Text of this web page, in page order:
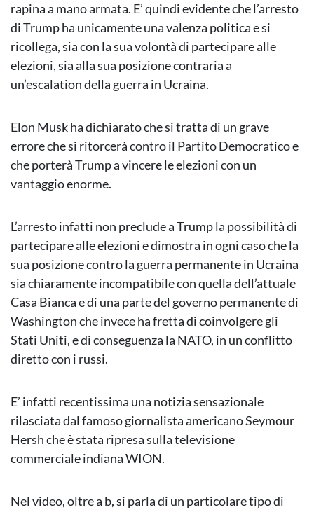
rapina a mano armata. E’ quindi evidente che l’arresto
di Trump ha unicamente una valenza politica e si
ricollega, sia con la sua volontà di partecipare alle
elezioni, sia alla sua posizione contraria a
un’escalation della guerra in Ucraina.
Elon Musk ha dichiarato che si tratta di un grave
errore che si ritorcerà contro il Partito Democratico e
che porterà Trump a vincere le elezioni con un
vantaggio enorme.
L’arresto infatti non preclude a Trump la possibilità di
partecipare alle elezioni e dimostra in ogni caso che la
sua posizione contro la guerra permanente in Ucraina
sia chiaramente incompatibile con quella dell’attuale
Casa Bianca e di una parte del governo permanente di
Washington che invece ha fretta di coinvolgere gli
Stati Uniti, e di conseguenza la NATO, in un conflitto
diretto con i russi.
E’ infatti recentissima una notizia sensazionale
rilasciata dal famoso giornalista americano Seymour
Hersh che è stata ripresa sulla televisione
commerciale indiana WION.
Nel video, oltre a b, si parla di un particolare tipo di